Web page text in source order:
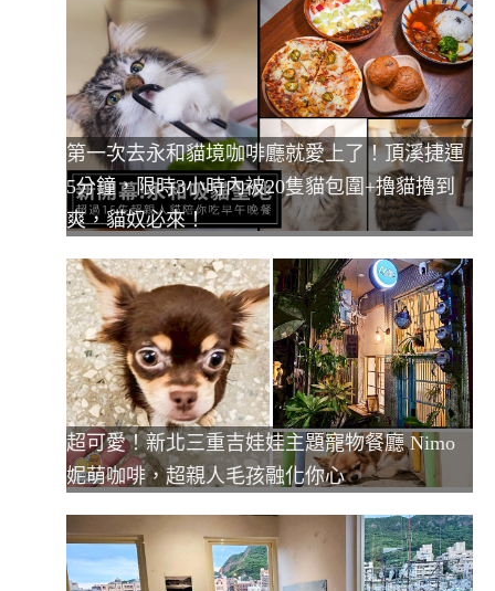
第一次去永和貓境咖啡廳就愛上了！頂溪捷運
5分鐘，限時3小時內被20隻貓包圍+擼貓擼到
爽，貓奴必來！
超可愛！新北三重吉娃娃主題寵物餐廳 Nimo
妮萌咖啡，超親人毛孩融化你心